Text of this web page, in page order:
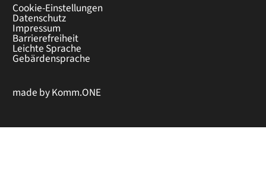
Cookie-Einstellungen
Datenschutz
Impressum
Barrierefreiheit
Leichte Sprache
Gebärdensprache
made byKomm.ONE